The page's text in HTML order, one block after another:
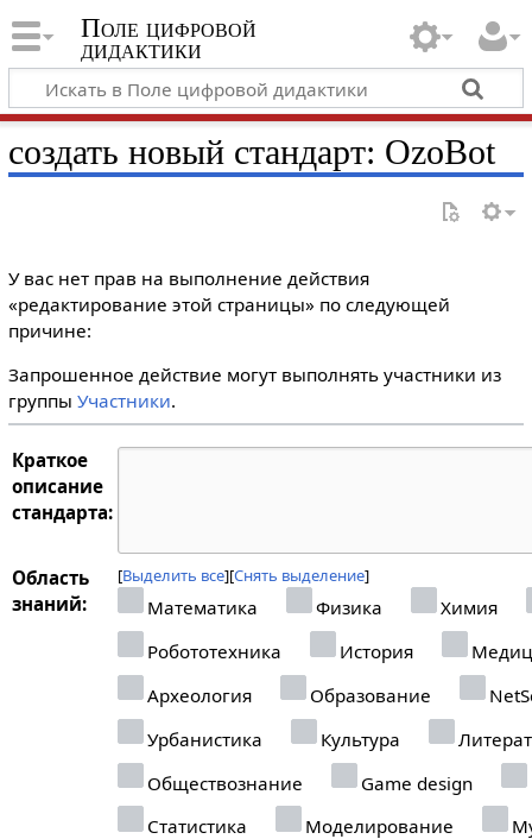
Поле цифровой
дидактики
создать новый стандарт: OzoBot
У вас нет прав на выполнение действия
«редактирование этой страницы» по следующей
причине:
Запрошенное действие могут выполнять участники из
группы Участники.
Краткое
описание
стандарта:
Область
знаний:
Выделить все Снять выделение
Математика Физика
Химия
Робототехника
История
Археология
Образование
Урбанистика
Культура
Обществознание
Game design
Статистика
Моделирование